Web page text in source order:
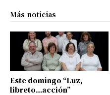
Más noticias
Este domingo “Luz,
libreto…acción”